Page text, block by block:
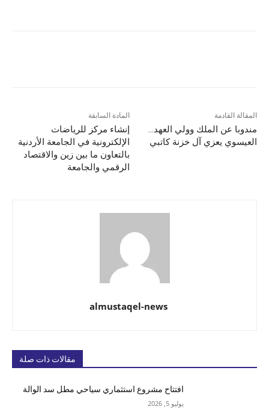
المادة السابقة
إنشاء مركز للرياضات
الإلكترونية في الجامعة الأردنية
بالتعاون ما بين زين والاقتصاد
الرقمي والجامعة
المقالة القادمة
مندوبا عن الملك وولي العهد…
العيسوي يعزي آل خزنة كاتبي
almustaqel-news
مقالات ذات صلة
افتتاح مشروع استثماري سياحي مطل سد الوالة
يوليو 5, 2026